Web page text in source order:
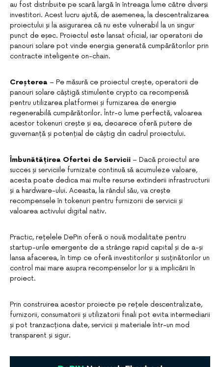
au fost distribuite pe scară largă în întreaga lume către diverși
investitori. Acest lucru ajută, de asemenea, la descentralizarea
proiectului și la asigurarea că nu este vulnerabil la un singur
punct de eșec. Proiectul este lansat oficial, iar operatorii de
panouri solare pot vinde energia generată cumpărătorilor prin
contracte inteligente on-chain.
Creșterea – Pe măsură ce proiectul crește, operatorii de
panouri solare câștigă stimulente crypto ca recompensă
pentru utilizarea platformei și furnizarea de energie
regenerabilă cumpărătorilor. Într-o lume perfectă, valoarea
acestor tokenuri crește și ea, deoarece oferă putere de
guvernanță și potențial de câștig din cadrul proiectului.
Îmbunătățirea Ofertei de Servicii – Dacă proiectul are
succes și serviciile furnizate continuă să acumuleze valoare,
acesta poate dedica mai multe resurse extinderii infrastructurii
și a hardware-ului. Aceasta, la rândul său, va crește
recompensele în tokenuri pentru furnizorii de servicii și
valoarea activului digital nativ.
Practic, rețelele DePin oferă o nouă modalitate pentru
startup-urile emergente de a strânge rapid capital și de a-și
lansa afacerea, în timp ce oferă investitorilor și susținătorilor un
control mai mare asupra recompenselor lor și a implicării în
proiect.
Prin construirea acestor proiecte pe rețele descentralizate,
furnizorii, consumatorii și utilizatorii finali pot evita intermediarii
și pot tranzacționa date, servicii și materiale într-un mod
transparent și sigur.